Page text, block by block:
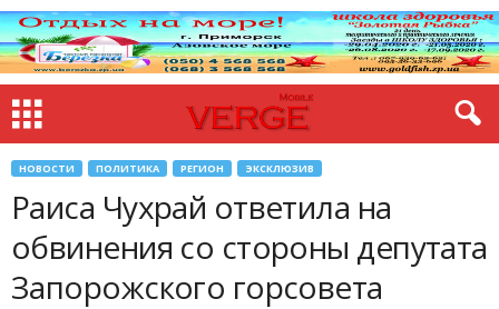
НОВОСТИ ПОЛИТИКА РЕГИОН ЭКСКЛЮЗИВ
Раиса Чухрай ответила на
обвинения со стороны депутата
Запорожского горсовета